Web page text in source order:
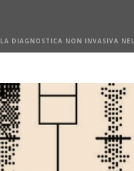
LA DIAGNOSTICA NON INVASIVA